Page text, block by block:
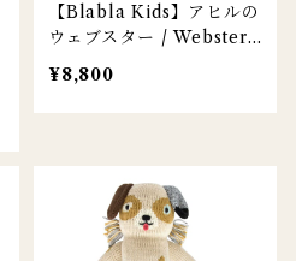
【Blabla Kids】アヒルの
ウェブスター / Webster t
he Duck
¥8,800